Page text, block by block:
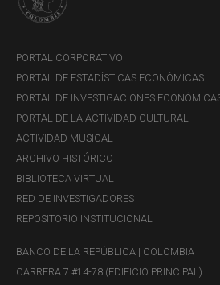
PORTAL CORPORATIVO
PORTAL DE ESTADÍSTICAS ECONÓMICAS
PORTAL DE INVESTIGACIONES
PORTAL DE LA ACTIVIDAD CULTURAL
ACTIVIDAD MUSICAL
ARCHIVO HISTÓRICO
BIBLIOTECA VIRTUAL
RED DE INVESTIGADORES
REPOSITORIO INSTITUCIONAL
BANCO DE LA REPÚBLICA | COLOMBIA
CARRERA 7 #14-78 (EDIFICIO PRINCIPAL)